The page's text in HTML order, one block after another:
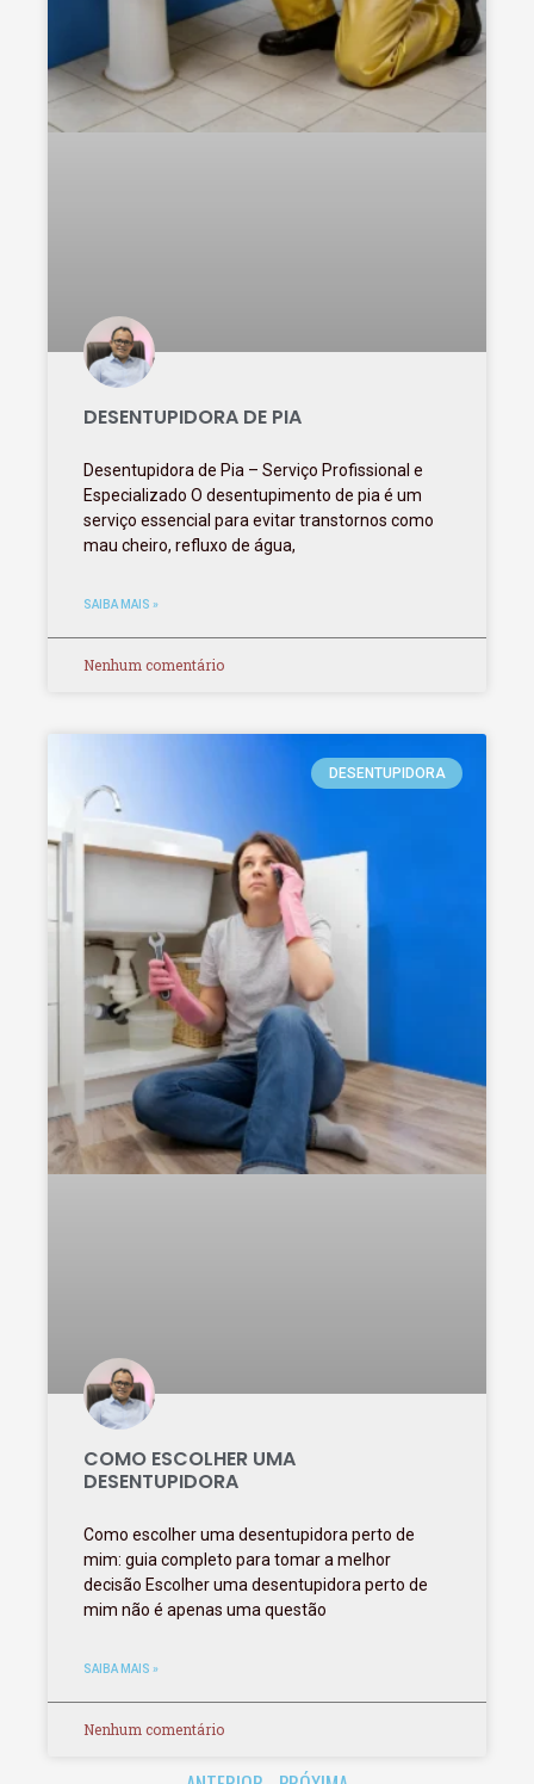
DESENTUPIDORA DE PIA
Desentupidora de Pia – Serviço Profissional e
Especializado O desentupimento de pia é um
serviço essencial para evitar transtornos como
mau cheiro, refluxo de água,
SAIBA MAIS »
Nenhum comentário
DESENTUPIDORA
COMO ESCOLHER UMA
DESENTUPIDORA
Como escolher uma desentupidora perto de
mim: guia completo para tomar a melhor
decisão Escolher uma desentupidora perto de
mim não é apenas uma questão
SAIBA MAIS »
Nenhum comentário